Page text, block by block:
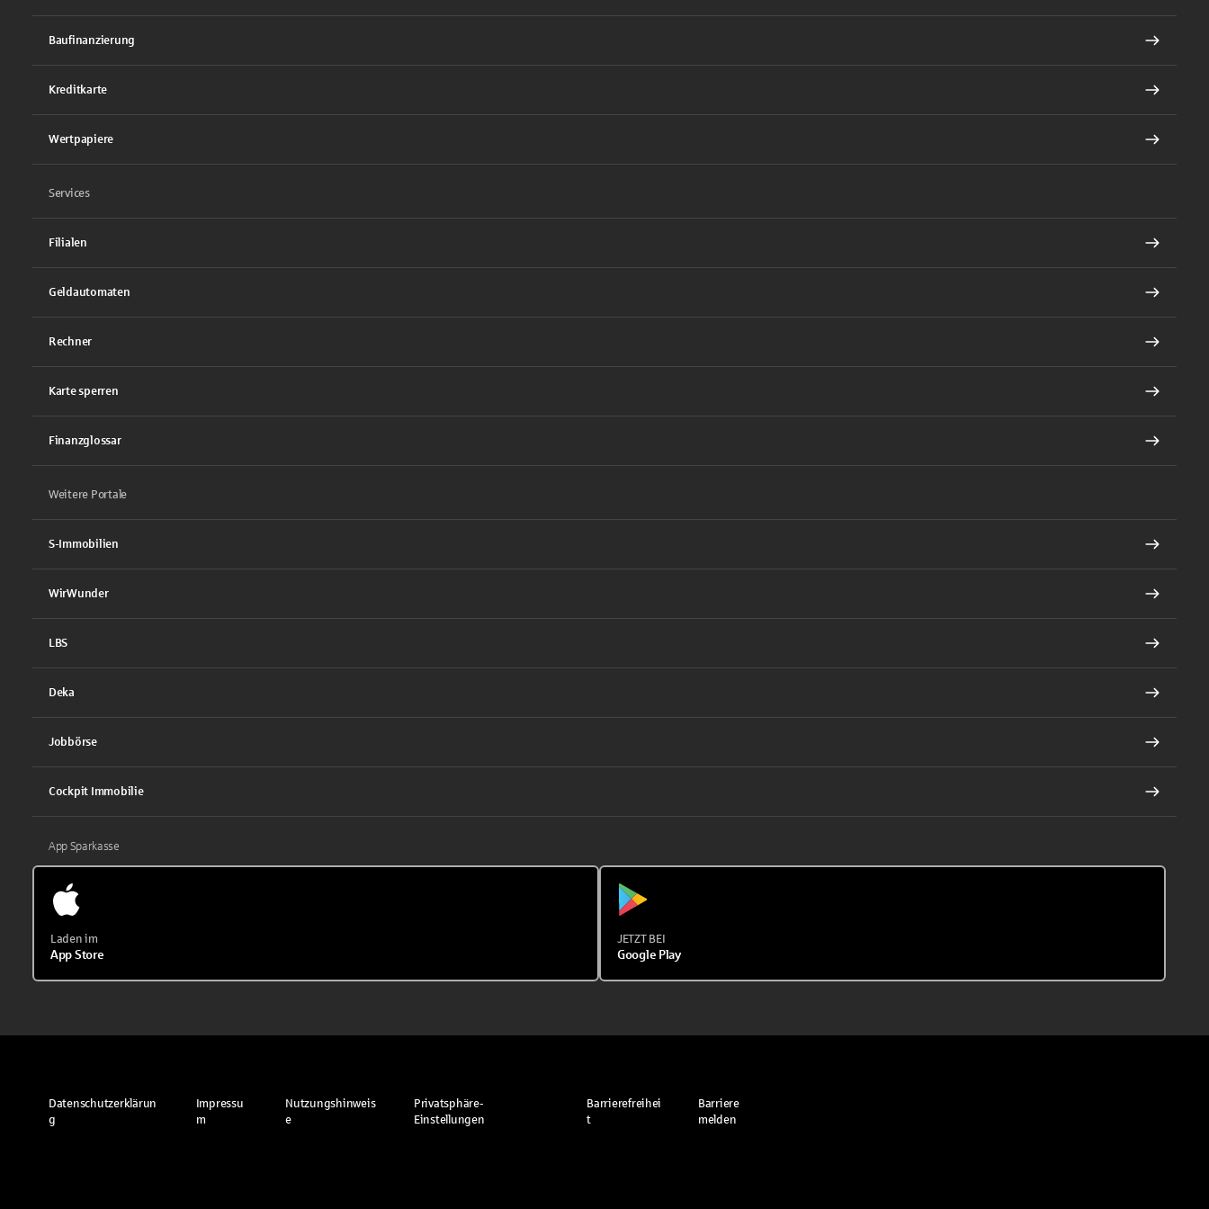
Baufinanzierung
Kreditkarte
Wertpapiere
Services
Filialen
Geldautomaten
Rechner
Karte sperren
Finanzglossar
Weitere Portale
S-Immobilien
WirWunder
LBS
Deka
Jobbörse
Cockpit Immobilie
App Sparkasse
Laden im
App Store
JETZT BEI
Google Play
Datenschutzerklärun
g
Impressu
m
Nutzungshinweis
e
Privatsphäre-
Einstellungen
Barrierefreihei
t
Barriere
melden